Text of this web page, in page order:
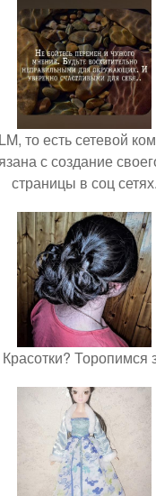
то есть сетевой
с создание
страницы в соц сетях.
Торопимся